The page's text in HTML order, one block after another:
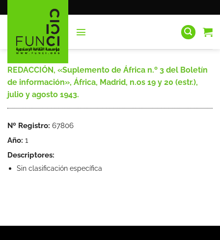
al
REDACCIÓN, «Suplemento de África n.º 3 del Boletín
de información», África, Madrid, n.os 19 y 20 (estr.),
julio y agosto 1943.
Nº Registro: 67806
Año: 1
Descriptores:
Sin clasificación específica